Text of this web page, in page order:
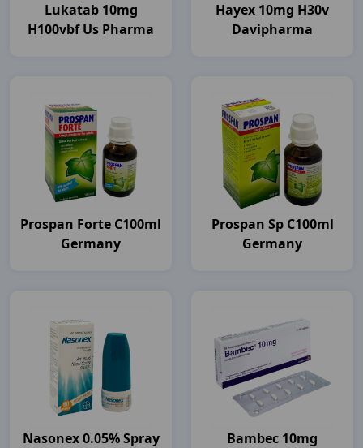
Lukatab 10mg
H100vbf Us Pharma
Hayex 10mg H30v
Davipharma
Prospan Forte C100ml
Germany
Prospan Sp C100ml
Germany
Nasonex 0.05% Spray
Bambec 10mg